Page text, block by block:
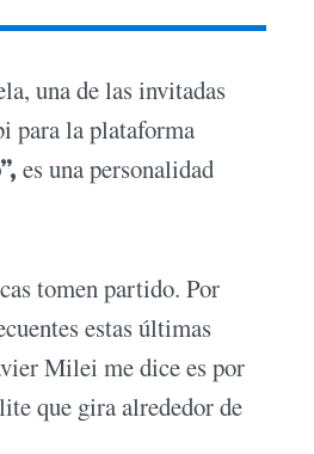
una de las invitadas
para la plataforma
es una personalidad
tomen partido. Por
estas últimas
Milei me dice es por
que gira alrededor de